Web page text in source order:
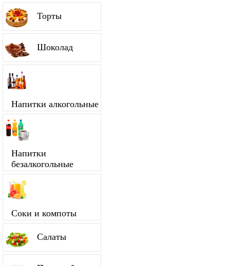
Торты
Шоколад
Напитки алкогольные
Напитки
безалкогольные
Соки и компоты
Салаты